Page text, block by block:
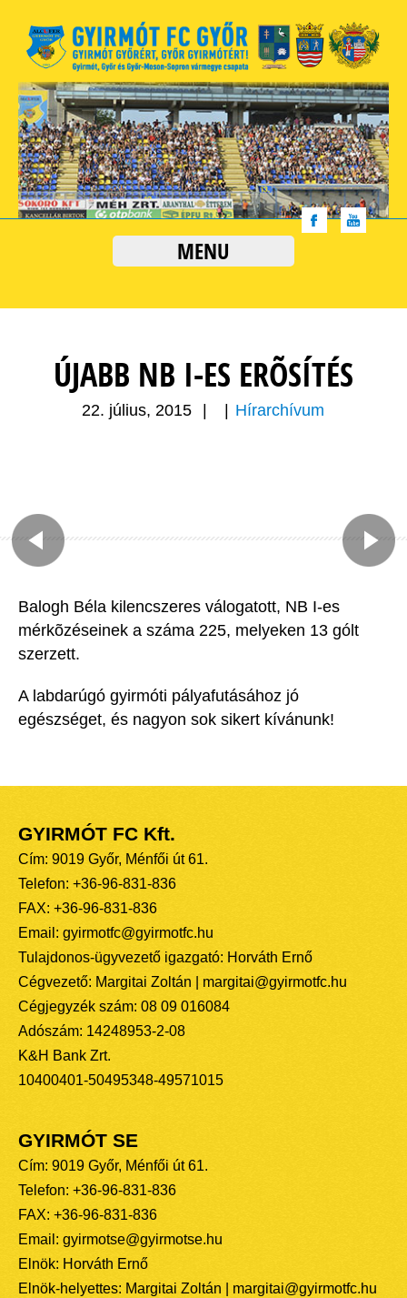
MENU
ÚJABB NB I-ES ERÕSÍTÉS
22. július, 2015 Hírarchívum
Balogh Béla kilencszeres válogatott, NB I-es
mérkõzéseinek a száma 225, melyeken 13 gólt
szerzett.
A labdarúgó gyirmóti pályafutásához jó
egészséget, és nagyon sok sikert kívánunk!
GYIRMÓT FC Kft.
Cím: 9019 Győr, Ménfői út 61.
Telefon: +36-96-831-836
FAX: +36-96-831-836
Email: gyirmotfc@gyirmotfc.hu
Tulajdonos-ügyvezető igazgató: Horváth Ernő
Cégvezető: Margitai Zoltán | margitai@gyirmotfc.hu
Cégjegyzék szám: 08 09 016084
Adószám: 14248953-2-08
K&H Bank Zrt.
10400401-50495348-49571015
GYIRMÓT SE
Cím: 9019 Győr, Ménfői út 61.
Telefon: +36-96-831-836
FAX: +36-96-831-836
Email: gyirmotse@gyirmotse.hu
Elnök: Horváth Ernő
Elnök-helyettes: Margitai Zoltán | margitai@gyirmotfc.hu